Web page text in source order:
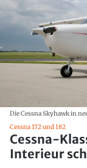
Die Cessna Skyhawk in
Cessna 172 und 182
Cessna-
Interieur